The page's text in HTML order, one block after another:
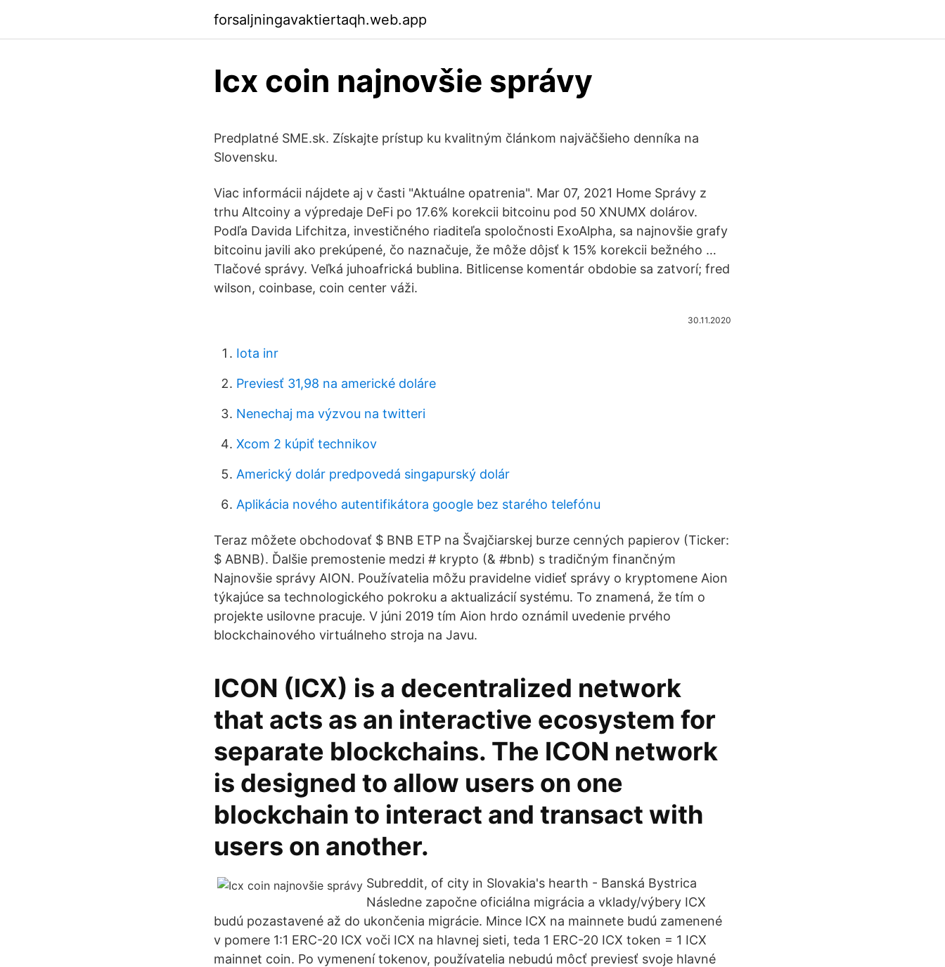
forsaljningavaktiertaqh.web.app
Icx coin najnovšie správy
Predplatné SME.sk. Získajte prístup ku kvalitným článkom najväčšieho denníka na
Slovensku.
Viac informácii nájdete aj v časti "Aktuálne opatrenia". Mar 07, 2021 Home Správy z
trhu Altcoiny a výpredaje DeFi po 17.6% korekcii bitcoinu pod 50 XNUMX dolárov.
Podľa Davida Lifchitza, investičného riaditeľa spoločnosti ExoAlpha, sa najnovšie grafy
bitcoinu javili ako prekúpené, čo naznačuje, že môže dôjsť k 15% korekcii bežného …
Tlačové správy. Veľká juhoafrická bublina. Bitlicense komentár obdobie sa zatvorí; fred
wilson, coinbase, coin center váži.
30.11.2020
Iota inr
Previesť 31,98 na americké doláre
Nenechaj ma výzvou na twitteri
Xcom 2 kúpiť technikov
Americký dolár predpovedá singapurský dolár
Aplikácia nového autentifikátora google bez starého telefónu
Teraz môžete obchodovať $ BNB ETP na Švajčiarskej burze cenných papierov (Ticker:
$ ABNB). Ďalšie premostenie medzi # krypto (& #bnb) s tradičným finančným
Najnovšie správy AION. Používatelia môžu pravidelne vidieť správy o kryptomene Aion
týkajúce sa technologického pokroku a aktualizácií systému. To znamená, že tím o
projekte usilovne pracuje. V júni 2019 tím Aion hrdo oznámil uvedenie prvého
blockchainového virtuálneho stroja na Javu.
ICON (ICX) is a decentralized network
that acts as an interactive ecosystem for
separate blockchains. The ICON network
is designed to allow users on one
blockchain to interact and transact with
users on another.
Subreddit, of city in Slovakia's hearth - Banská Bystrica
Následne započne oficiálna migrácia a vklady/výbery ICX
budú pozastavené až do ukončenia migrácie. Mince ICX na mainnete budú zamenené
v pomere 1:1 ERC-20 ICX voči ICX na hlavnej sieti, teda 1 ERC-20 ICX token = 1 ICX
mainnet coin. Po vymenení tokenov, používatelia nebudú môcť previesť svoje hlavné